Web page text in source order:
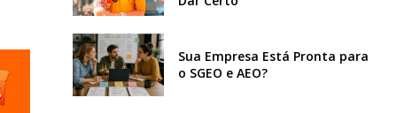
Sua Empresa Está Pronta para
o SGEO e AEO?